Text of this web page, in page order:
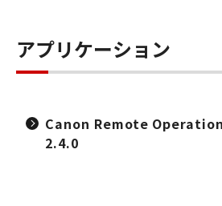
アプリケーション
Canon Remote
2.4.0